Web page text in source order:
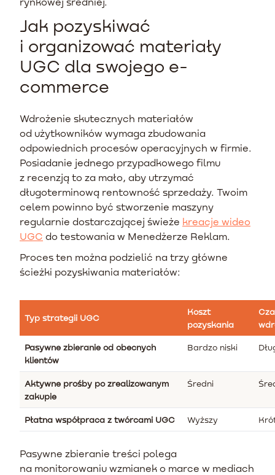
Jak pozyskiwać
i organizować materiały
UGC dla swojego e-
commerce
Wdrożenie skutecznych materiałów
od użytkowników wymaga zbudowania
odpowiednich procesów operacyjnych w firmie.
Posiadanie jednego przypadkowego filmu
z recenzją to za mało, aby utrzymać
długoterminową rentowność sprzedaży. Twoim
celem powinno być stworzenie maszyny
regularnie dostarczającej świeże kreacje wideo
UGC do testowania w Menedżerze Reklam.
Proces ten można podzielić na trzy główne
ścieżki pozyskiwania materiałów:
Typ strategii UGC
Koszt
pozyskania
Pasywne zbieranie od obecnych
klientów
Bardzo niski
Aktywne prośby po zrealizowanym
zakupie
Średni
Płatna współpraca z twórcami UGC Wyższy
Pasywne zbieranie treści polega
na monitorowaniu wzmianek o marce w mediach